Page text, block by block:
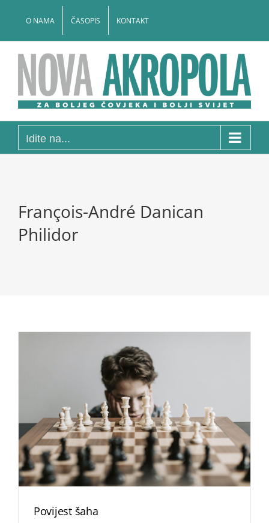
O NAMA ČASOPIS KONTAKT
Idite na...
François-André Danican
Philidor
Povijest šaha